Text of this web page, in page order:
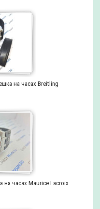
на часах Breitling
на часах Maurice Lacroix